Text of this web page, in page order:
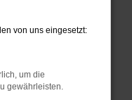
Beispiel
Werbeblocker,
Seiten
von uns eingesetzt:
um die
gewährleisten.